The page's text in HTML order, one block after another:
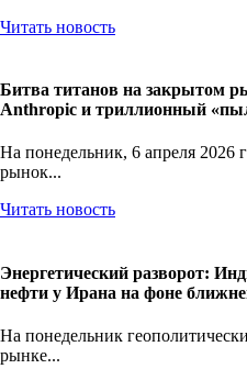
Читать новость
Битва титанов на закрытом
Anthropic и триллионный
На понедельник, 6 апреля 2026
рынок...
Читать новость
Энергетический разворот:
нефти у Ирана на фоне
На понедельник
рынке...